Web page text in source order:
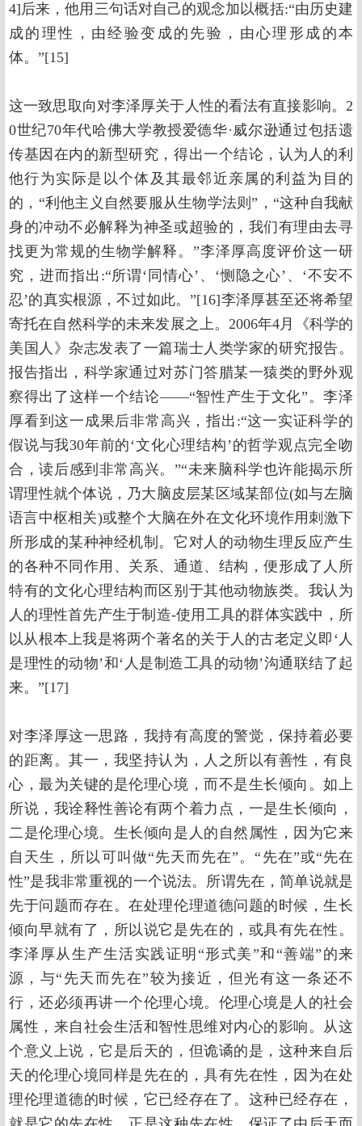
4]后来，他用三句话对自己的观念加以概括:“由历史建
成的理性，由经验变成的先验，由心理形成的本
体。”[15]
这一致思取向对李泽厚关于人性的看法有直接影响。2
0世纪70年代哈佛大学教授爱德华·威尔逊通过包括遗
传基因在内的新型研究，得出一个结论，认为人的利
他行为实际是以个体及其最邻近亲属的利益为目的
的，“利他主义自然要服从生物学法则”，“这种自我献
身的冲动不必解释为神圣或超验的，我们有理由去寻
找更为常规的生物学解释。”李泽厚高度评价这一研
究，进而指出:“所谓‘同情心’、‘恻隐之心’、‘不安不
忍’的真实根源，不过如此。”[16]李泽厚甚至还将希望
寄托在自然科学的未来发展之上。2006年4月《科学的
美国人》杂志发表了一篇瑞士人类学家的研究报告。
报告指出，科学家通过对苏门答腊某一猿类的野外观
察得出了这样一个结论——“智性产生于文化”。李泽
厚看到这一成果后非常高兴，指出:“这一实证科学的
假说与我30年前的‘文化心理结构’的哲学观点完全吻
合，读后感到非常高兴。”“未来脑科学也许能揭示所
谓理性就个体说，乃大脑皮层某区域某部位(如与左脑
语言中枢相关)或整个大脑在外在文化环境作用刺激下
所形成的某种神经机制。它对人的动物生理反应产生
的各种不同作用、关系、通道、结构，便形成了人所
特有的文化心理结构而区别于其他动物族类。我认为
人的理性首先产生于制造-使用工具的群体实践中，所
以从根本上我是将两个著名的关于人的古老定义即‘人
是理性的动物’和‘人是制造工具的动物’沟通联结了起
来。”[17]
对李泽厚这一思路，我持有高度的警觉，保持着必要
的距离。其一，我坚持认为，人之所以有善性，有良
心，最为关键的是伦理心境，而不是生长倾向。如上
所说，我诠释性善论有两个着力点，一是生长倾向，
二是伦理心境。生长倾向是人的自然属性，因为它来
自天生，所以可叫做“先天而先在”。“先在”或“先在
性”是我非常重视的一个说法。所谓先在，简单说就是
先于问题而存在。在处理伦理道德问题的时候，生长
倾向早就有了，所以说它是先在的，或具有先在性。
李泽厚从生产生活实践证明“形式美”和“善端”的来
源，与“先天而先在”较为接近，但光有这一条还不
行，还必须再讲一个伦理心境。伦理心境是人的社会
属性，来自社会生活和智性思维对内心的影响。从这
个意义上说，它是后天的，但诡谲的是，这种来自后
天的伦理心境同样是先在的，具有先在性，因为在处
理伦理道德的时候，它已经存在了。这种已经存在，